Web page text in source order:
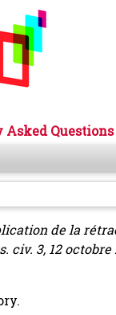
Asked Questions
de la
3, 12 octobre